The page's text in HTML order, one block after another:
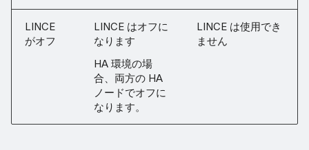
LINCE
がオフ
LINCE はオフに
なります
HA 環境の場
合、両方の HA
ノードでオフに
なります。
LINCE は使用でき
ません